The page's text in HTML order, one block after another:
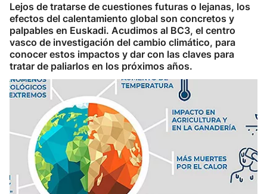
Lejos de tratarse de cuestiones futuras o lejanas, los
efectos del calentamiento global son concretos y
palpables en Euskadi. Acudimos al BC3, el centro
vasco de investigación del cambio climático, para
conocer estos impactos y dar con las claves para
tratar de paliarlos en los próximos años.